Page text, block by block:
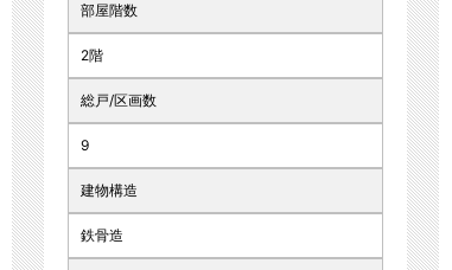
部屋階数
2階
総戸/区画数
9
建物構造
鉄骨造